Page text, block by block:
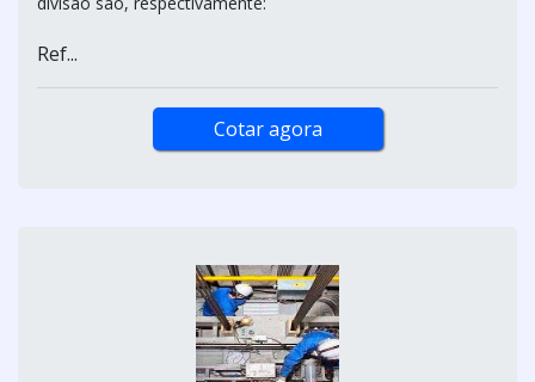
Ref...
Cotar agora